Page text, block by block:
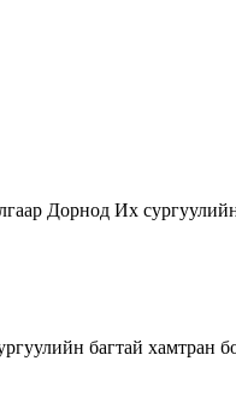
Дорнод Их
багтай хамтран